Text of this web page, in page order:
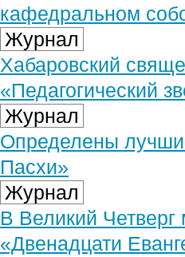
кафедральном
Журнал
Хабаровский
«Педагогический
Журнал
Определены
Пасхи»
Журнал
В Великий Четверг
«Двенадцати